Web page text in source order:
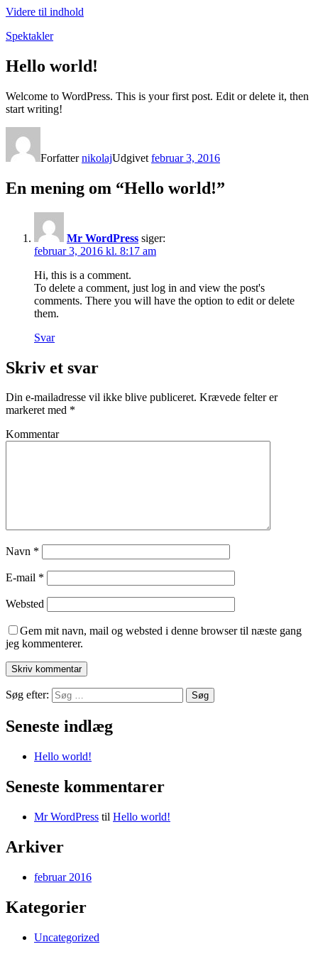
Videre til indhold
Spektakler
Hello world!
Welcome to WordPress. This is your first post. Edit or delete it, then
start writing!
ForfatternikolajUdgivet februar 3, 2016
En mening om “Hello world!”
Mr WordPress siger:
februar 3, 2016 kl. 8:17 am
Hi, this is a comment.
To delete a comment, just log in and view the post's
comments. There you will have the option to edit or delete
them.
Svar
Skriv et svar
Din e-mailadresse vil ikke blive publiceret. Krævede felter er
markeret med *
Kommentar
Navn *
E-mail *
Websted
Gem mit navn, mail og websted i denne browser til næste gang
jeg kommenterer.
Søg efter: Søg
Seneste indlæg
Hello world!
Seneste kommentarer
Mr WordPress til Hello world!
Arkiver
februar 2016
Kategorier
Uncategorized